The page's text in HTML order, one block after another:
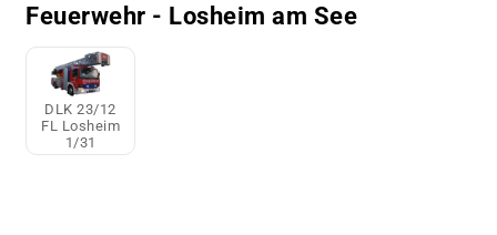
Feuerwehr - Losheim am See
DLK 23/12
FL Losheim
1/31